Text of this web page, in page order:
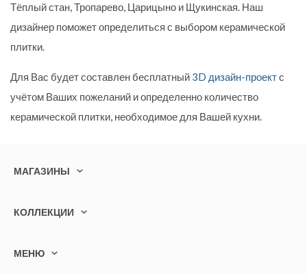
Тёплый стан, Тропарево, Царицыно и Щукинская. Наш
дизайнер поможет определиться с выбором керамической
плитки.
Для Вас будет составлен бесплатный 3D дизайн-проектс
учётом Ваших пожеланий и определенно количество
керамической плитки, необходимое для Вашей кухни.
МАГАЗИНЫ
КОЛЛЕКЦИИ
МЕНЮ